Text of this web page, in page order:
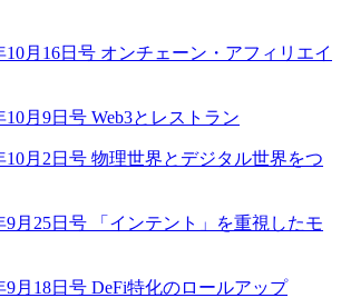
10月16日号 オンチェーン・アフィリエイ
10月9日号 Web3とレストラン
10月2日号 物理世界とデジタル世界をつ
9月25日号 「インテント」を重視したモ
9月18日号 DeFi特化のロールアップ